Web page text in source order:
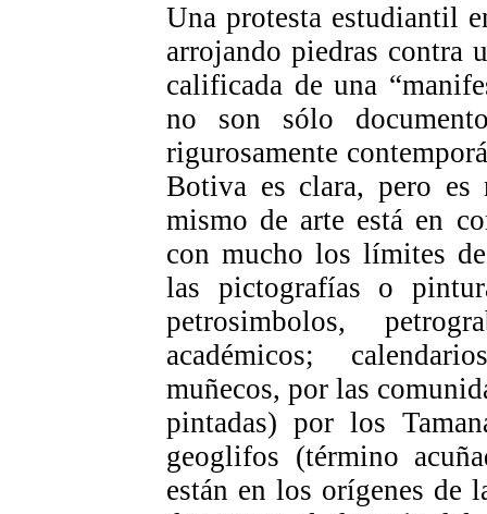
Una protesta estudiantil
arrojando piedras contra
calificada de una
no son sólo
rigurosamente
Botiva es clara, pero es
mismo de arte está en
con mucho los límites
las pictografías o
petrosimbolos,
académicos;
muñecos, por las
pintadas) por los
geoglifos (término
están en los orígenes de